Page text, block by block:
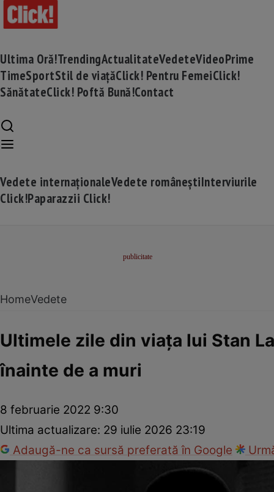
Ultima Oră!TrendingActualitateVedeteVideoPrime
TimeSportStil de viațăClick! Pentru FemeiClick!
SănătateClick! Poftă Bună!Contact
Vedete internaționaleVedete româneștiInterviurile
Click!Paparazzii Click!
HomeVedete
Ultimele zile din viaţa lui Stan
înainte de a muri
8 februarie 2022 9:30
Ultima actualizare: 29 iulie 2026 23:19
Adaugă-ne ca sursă preferată în Google